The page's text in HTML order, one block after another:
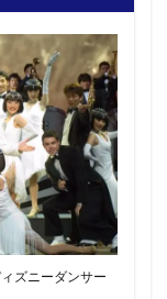
ズニーダンサー